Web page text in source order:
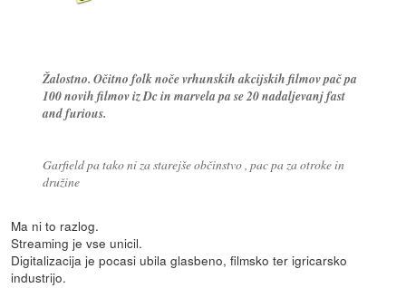
Žalostno. Očitno folk noče vrhunskih akcijskih filmov pač pa
100 novih filmov iz Dc in marvela pa se 20 nadaljevanj fast
and furious.
Garfield pa tako ni za starejše občinstvo , pac pa za otroke in
družine
Ma ni to razlog.
Streaming je vse unicil.
Digitalizacija je pocasi ubila glasbeno, filmsko ter igricarsko
industrijo.